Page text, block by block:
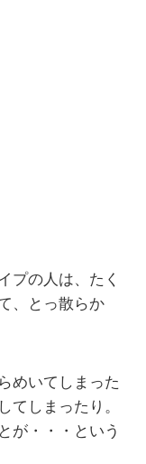
プの人は、たく
、とっ散らか
めいてしまった
てしまったり。
が・・・という